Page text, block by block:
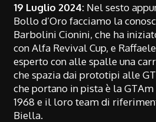
19 Luglio 2024: Nel sesto
Bollo d’Oro facciamo la
Barbolini Cionini, che ha
con Alfa Revival Cup, e
esperto con alle spalle una
che spazia dai prototipi alle
che portano in pista è la
1968 e il loro team di
Biella.